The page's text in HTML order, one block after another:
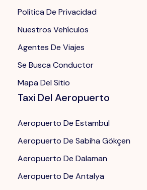
Política De Privacidad
Nuestros Vehículos
Agentes De Viajes
Se Busca Conductor
Mapa Del Sitio
Taxi Del Aeropuerto
Aeropuerto De Estambul
Aeropuerto De Sabiha Gökçen
Aeropuerto De Dalaman
Aeropuerto De Antalya